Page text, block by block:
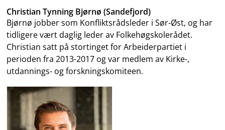
Christian Tynning Bjørnø (Sandefjord)
Bjørnø jobber som Konfliktsrådsleder i Sør-Øst, og har
tidligere vært daglig leder av Folkehøgskolerådet.
Christian satt på stortinget for Arbeiderpartiet i
perioden fra 2013-2017 og var medlem av Kirke-,
utdannings- og forskningskomiteen.